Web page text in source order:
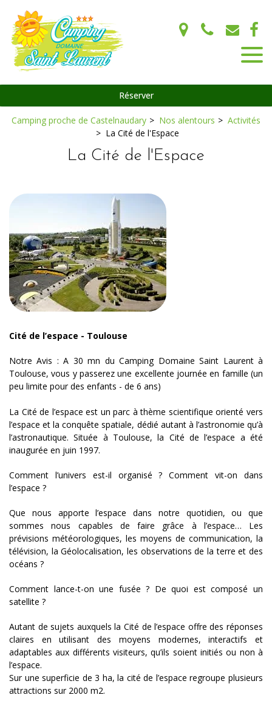
Réserver
Camping proche de Castelnaudary Nos alentours
Activités
La Cité de l'Espace
La Cité de l'Espace
Cité de l’espace - Toulouse
Notre Avis : A 30 mn du Camping Domaine Saint Laurent à
Toulouse, vous y passerez une excellente journée en famille (un
peu limite pour des enfants - de 6 ans)
La Cité de l’espace est un parc à thème scientifique orienté vers
l’espace et la conquête spatiale, dédié autant à l’astronomie qu’à
l’astronautique. Située à Toulouse, la Cité de l’espace a été
inaugurée en juin 1997.
Comment l’univers est-il organisé ? Comment vit-on dans
l’espace ?
Que nous apporte l’espace dans notre quotidien, ou que
sommes nous capables de faire grâce à l’espace… Les
prévisions météorologiques, les moyens de communication, la
télévision, la Géolocalisation, les observations de la terre et des
océans ?
Comment lance-t-on une fusée ? De quoi est composé un
satellite ?
Autant de sujets auxquels la Cité de l’espace offre des réponses
claires en utilisant des moyens modernes, interactifs et
adaptables aux différents visiteurs, qu’ils soient initiés ou non à
l’espace.
Sur une superficie de 3 ha, la cité de l’espace regroupe plusieurs
attractions sur 2000 m2.